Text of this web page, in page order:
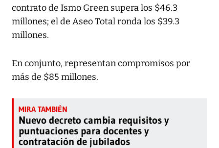
contrato de Ismo Green supera los $46.3
millones; el de Aseo Total ronda los $39.3
millones.
En conjunto, representan compromisos por
más de $85 millones.
Nuevo decreto cambia requisitos y
puntuaciones para docentes y
contratación de jubilados